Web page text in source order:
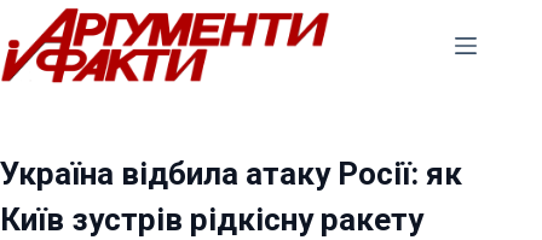
Перейти
до
вмісту
Україна відбила атаку Росії: як
Київ зустрів рідкісну ракету